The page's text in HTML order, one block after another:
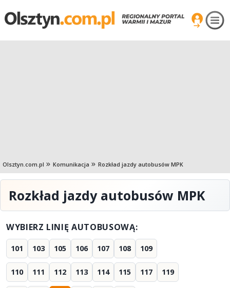
Olsztyn.com.pl Komunikacja Rozkład jazdy autobusów MPK
Rozkład jazdy autobusów MPK
WYBIERZ LINIĘ AUTOBUSOWĄ:
101 103 105 106 107 108 109
110 111 112 113 114 115 117 119